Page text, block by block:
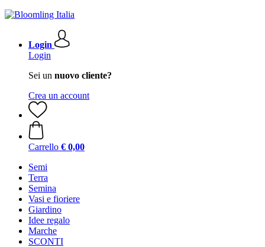
Login
Login
Sei un nuovo cliente?
Crea un account
Carrello € 0,00
Semi
Terra
Semina
Vasi e fioriere
Giardino
Idee regalo
Marche
SCONTI